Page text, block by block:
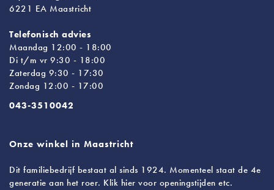
6221 EA Maastricht
Telefonisch advies
Maandag 12:00 - 18:00
Di t/m vr 9:30 - 18:00
Zaterdag 9:30 - 17:30
Zondag 12:00 - 17:00
043-3510042
Onze winkel in Maastricht
Dit familiebedrijf bestaat al sinds 1924. Momenteel staat de 4e
generatie aan het roer. Klik hier voor openingstijden etc.